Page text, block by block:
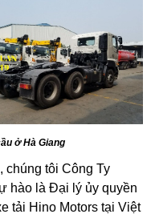
ở Hà Giang
tôi Công Ty
hào là Đại lý ủy quyền
tải Hino Motors tại Việt